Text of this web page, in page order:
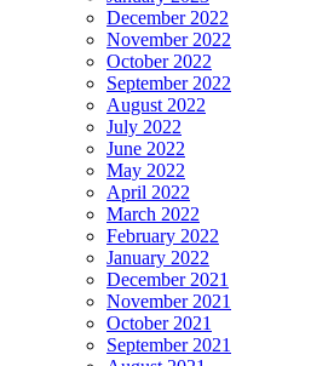
December 2022
November 2022
October 2022
September 2022
August 2022
July 2022
June 2022
May 2022
April 2022
March 2022
February 2022
January 2022
December 2021
November 2021
October 2021
September 2021